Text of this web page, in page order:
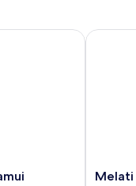
Melati
Melati
Melati